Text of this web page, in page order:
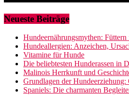
Neueste Beiträge
Hundeernährungsmythen:
Hundeallergien: Anzeichen,
Vitamine für Hunde
Die beliebtesten Hunderassen in
Malinois Herrkunft und
Grundlagen der
Spaniels: Die charmanten